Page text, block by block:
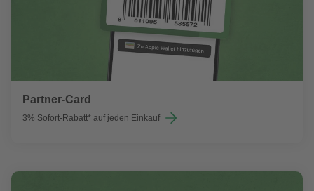
Partner-Card
3% Sofort-Rabatt* auf jeden Einkauf